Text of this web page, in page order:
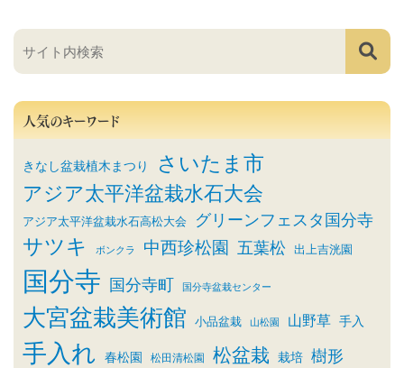
人気のキーワード
きなし盆栽植木まつり さいたま市
アジア太平洋盆栽水石大会
アジア太平洋盆栽水石高松大会 グリーンフェスタ国分寺
サツキ ボンクラ 中西珍松園 五葉松 出上吉洸園
国分寺 国分寺町 国分寺盆栽センター
大宮盆栽美術館 小品盆栽 山松園 山野草 手入
手入れ 春松園 松田清松園 松盆栽 栽培 樹形